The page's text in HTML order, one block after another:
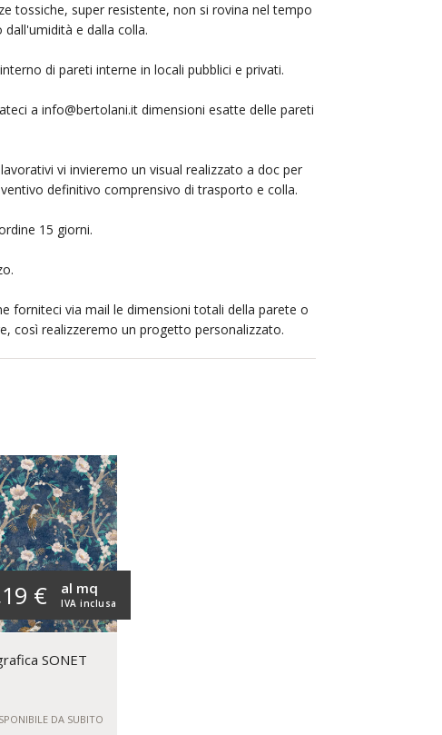
tossiche, super resistente, non si rovina nel tempo
e dalla colla.
di pareti interne in locali pubblici e privati.
a info@bertolani.it dimensioni esatte delle pareti
vi invieremo un visual realizzato a doc per
definitivo comprensivo di trasporto e colla.
15 giorni.
forniteci via mail le dimensioni totali della parete o
così realizzeremo un progetto personalizzato.
€ IVA inclusa
al mq
SONET
DA SUBITO